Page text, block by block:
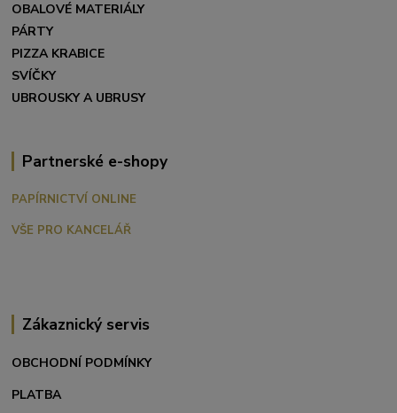
OBALOVÉ MATERIÁLY
PÁRTY
PIZZA KRABICE
SVÍČKY
UBROUSKY A UBRUSY
Partnerské e-shopy
PAPÍRNICTVÍ ONLINE
VŠE PRO KANCELÁŘ
Zákaznický servis
OBCHODNÍ PODMÍNKY
PLATBA